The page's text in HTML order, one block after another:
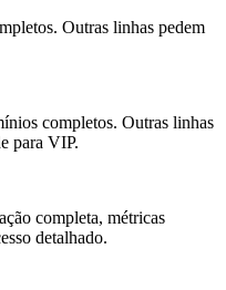
Outras linhas pedem
completos. Outras linhas
para VIP.
completa, métricas
detalhado.